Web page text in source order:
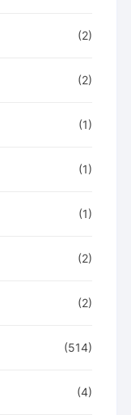
(2)
(2)
(1)
(1)
(1)
(2)
(2)
(514)
(4)